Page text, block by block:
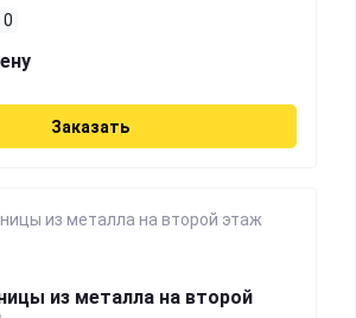
0
Заказать
из металла на второй